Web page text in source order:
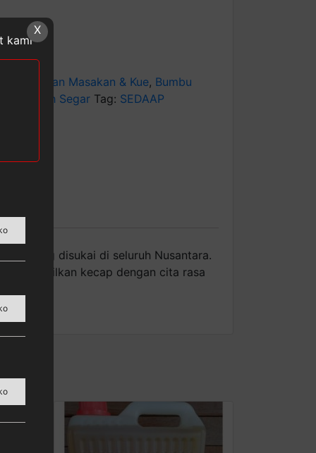
Bahan Masakan & Kue, Bumbu
& Buah Segar Tag: SEDAAP
yang disukai di seluruh Nusantara.
kecap dengan cita rasa
X
kami